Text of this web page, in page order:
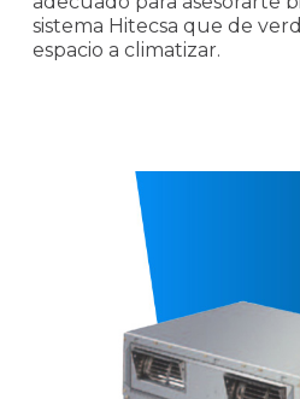
sistema Hitecsa que de
espacio a climatizar.